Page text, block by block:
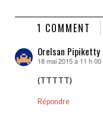
1 COMMENT
Orelsan Pipiketty
dit :
18 mai 2015 à 11 h 00
(TTTTT)
Répondre